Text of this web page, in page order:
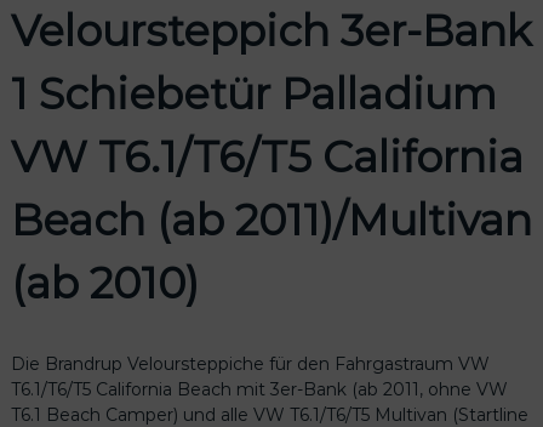
2
1
,
0
0
Veloursteppich 3er-Bank
1 Schiebetür Palladium
VW T6.1/T6/T5 California
Beach (ab 2011)/Multivan
(ab 2010)
Die Brandrup Veloursteppiche für den Fahrgastraum VW
T6.1/T6/T5 California Beach mit 3er-Bank (ab 2011, ohne VW
T6.1 Beach Camper) und alle VW T6.1/T6/T5 Multivan (Startline